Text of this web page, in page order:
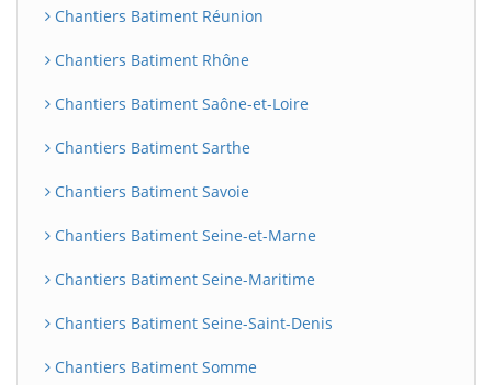
Chantiers Batiment Réunion
Chantiers Batiment Rhône
Chantiers Batiment Saône-et-Loire
Chantiers Batiment Sarthe
Chantiers Batiment Savoie
Chantiers Batiment Seine-et-Marne
Chantiers Batiment Seine-Maritime
Chantiers Batiment Seine-Saint-Denis
Chantiers Batiment Somme